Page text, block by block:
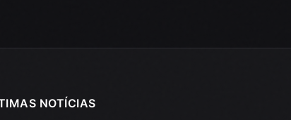
NOTÍCIAS